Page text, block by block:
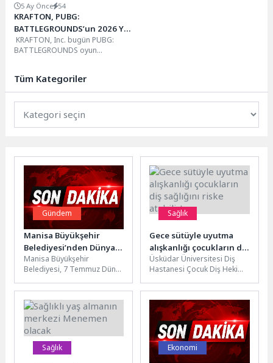
5 Ay Önce 54
KRAFTON, PUBG:
BATTLEGROUNDS’un 2026 Yol
Haritasını açıklama
KRAFTON, Inc. bugün PUBG:
BATTLEGROUNDS oyun
yandan 9. yıl dönümü...
Tüm Kategoriler
Gündem
Manisa Büyükşehir
Belediyesi’nden Dünya
Değişim Günü’ne Davet
Manisa Büyükşehir
Belediyesi, 7 Temmuz Dünya
düzenlenecek etkinlikte
vatandaşları Atatürk Kent
Parkı’nda...
Sağlık
Gece sütüyle uyutma
alışkanlığı çocukların diş
sağlığını riske atabilir!
Üsküdar Üniversitesi Diş
Hastanesi Çocuk Diş Hekimi
çocukların ağız ve diş...
Sağlık Ekonomi